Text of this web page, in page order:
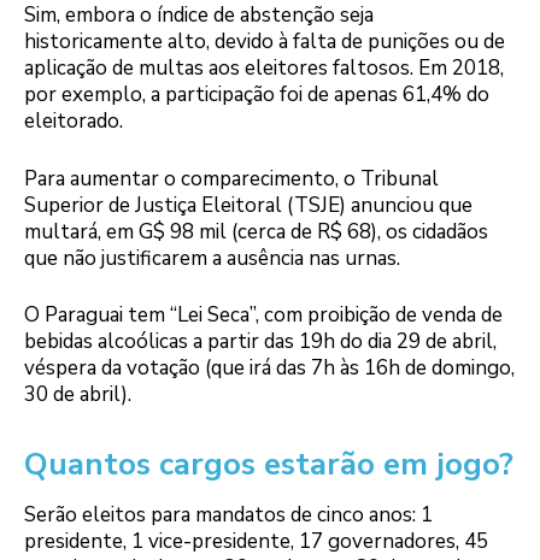
Sim, embora o índice de abstenção seja
historicamente alto, devido à falta de punições ou de
aplicação de multas aos eleitores faltosos. Em 2018,
por exemplo, a participação foi de apenas 61,4% do
eleitorado.
Para aumentar o comparecimento, o Tribunal
Superior de Justiça Eleitoral (TSJE) anunciou que
multará, em G$ 98 mil (cerca de R$ 68), os cidadãos
que não justificarem a ausência nas urnas.
O Paraguai tem “Lei Seca”, com proibição de venda de
bebidas alcoólicas a partir das 19h do dia 29 de abril,
véspera da votação (que irá das 7h às 16h de domingo,
30 de abril).
Quantos cargos estarão em jogo?
Serão eleitos para mandatos de cinco anos: 1
presidente, 1 vice-presidente, 17 governadores, 45